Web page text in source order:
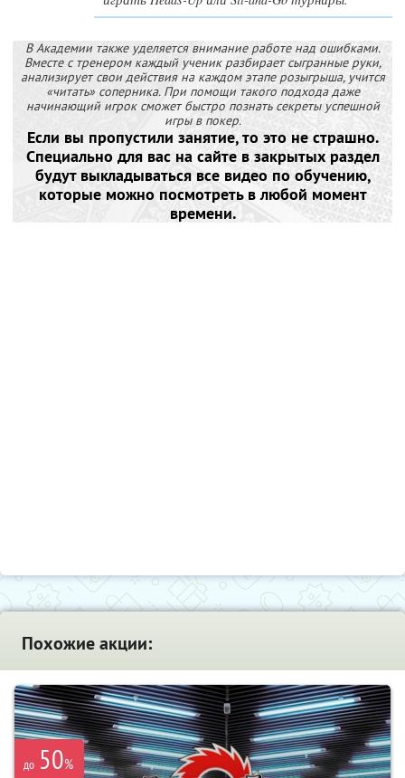
В Академии также уделяется внимание работе над ошибками.
Вместе с тренером каждый ученик разбирает сыгранные руки,
анализирует свои действия на каждом этапе розыгрыша, учится
«читать» соперника. При помощи такого подхода даже
начинающий игрок сможет быстро познать секреты успешной
игры в покер.
Если вы пропустили занятие, то это не страшно.
Специально для вас на сайте в закрытых раздел
будут выкладываться все видео по обучению,
которые можно посмотреть в любой момент
времени.
Похожие акции:
до 50%